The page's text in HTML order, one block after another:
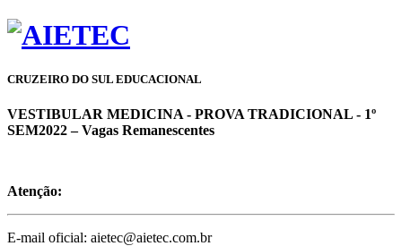
CRUZEIRO DO SUL EDUCACIONAL
VESTIBULAR MEDICINA - PROVA TRADICIONAL - 1º
SEM2022 – Vagas Remanescentes
Atenção:
E-mail oficial: aietec@aietec.com.br